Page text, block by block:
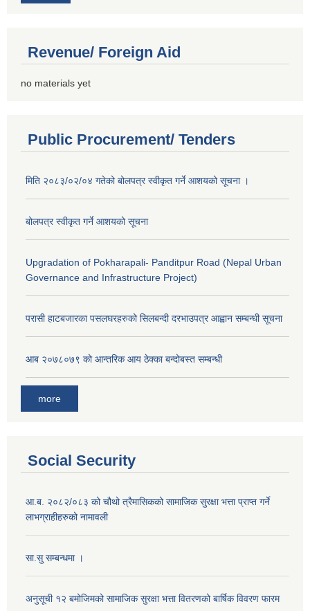
Revenue/ Foreign Aid
no materials yet
Public Procurement/ Tenders
मिति २०८३/०२/०४ गतेको बोलपत्र स्वीकृत गर्ने आशयको सूचना ।
बोलपत्र स्वीकृत गर्ने आशयको सूचना
Upgradation of Pokharapali- Panditpur Road (Nepal Urban
Governance and Infrastructure Project)
परासी हाटबजारका पसलघरहरुको सिलबन्दी दरभाउपत्र आह्वान सम्बन्धी सूचना
आ‍ब २०७८०७९ को आन्तरिक आय ठेक्का बन्दोबस्त सम्बन्धी
more
Social Security
आ.ब. २०८२/०८३ को चौथो त्रैमासिकको सामाजिक सुरक्षा भत्ता प्राप्त गर्ने
लाभग्राहीहरुको नामावली
सा.सु सम्बन्धमा ।
अनुसूची १२ बमोजिमको सामाजिक सुरक्षा भत्ता वितरणको बार्षिक विवरण फारम